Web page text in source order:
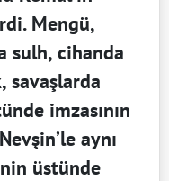
Mengü,
sulh, cihanda
savaşlarda
imzasının
aynı
üstünde